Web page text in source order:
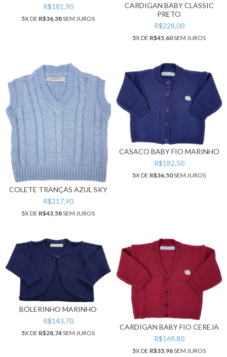
R$181,90
5X DE R$36,38SEM JUROS
CARDIGAN BABY CLASSIC
PRETO
R$228,00
5X DE R$45,60SEM JUROS
COLETE TRANÇAS AZUL SKY
R$217,90
5X DE R$43,58SEM JUROS
CASACO BABY FIO MARINHO
R$182,50
5X DE R$36,50SEM JUROS
BOLERINHO MARINHO
R$143,70
5X DE R$28,74SEM JUROS
CARDIGAN BABY FIO CEREJA
R$169,80
5X DE R$33,96SEM JUROS